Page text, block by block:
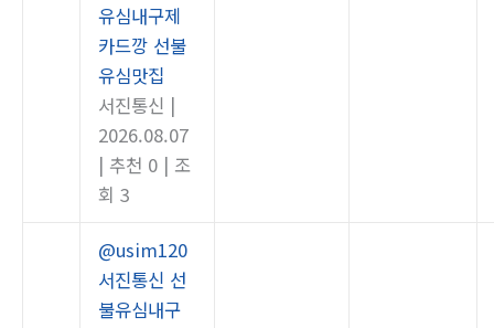
유심내구제
카드깡 선불
유심맛집
서진통신 |
2026.08.07
| 추천 0 | 조
회 3
@usim120
서진통신 선
불유심내구